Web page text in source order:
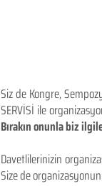
Siz de Kongre,
SERVİSİ ile
Bırakın onunla biz
Davetlilerinizin
Size de